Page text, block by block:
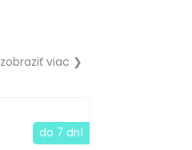
zobraziť viac ❯
do 7 dní